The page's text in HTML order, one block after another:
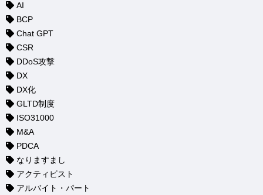
AI
BCP
Chat GPT
CSR
DDoS攻撃
DX
DX化
GLTD制度
ISO31000
M&A
PDCA
なりますまし
アクティビスト
アルバイト・パート